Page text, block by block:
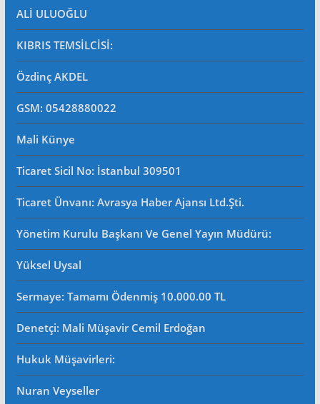
ALİ ULUOĞLU
KIBRIS TEMSİLCİSİ:
Özdinç AKDEL
GSM: 05428880022
Mali Künye
Ticaret Sicil No: İstanbul 309501
Ticaret Ünvanı: Avrasya Haber Ajansı Ltd.Şti.
Yönetim Kurulu Başkanı Ve Genel Yayın Müdürü:
Yüksel Uysal
Sermaye: Tamamı Ödenmiş 10.000.00 TL
Denetçi: Mali Müşavir Cemil Erdoğan
Hukuk Müşavirleri:
Nuran Veyseller